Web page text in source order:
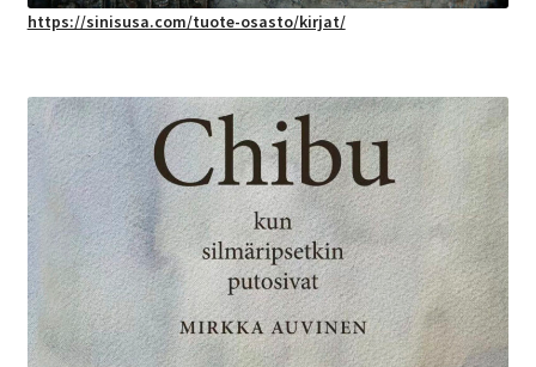
https://sinisusa.com/tuote-osasto/kirjat/